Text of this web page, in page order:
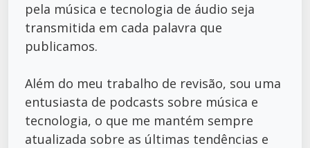
pela música e tecnologia de áudio seja
transmitida em cada palavra que
publicamos.
Além do meu trabalho de revisão, sou uma
entusiasta de podcasts sobre música e
tecnologia, o que me mantém sempre
atualizada sobre as últimas tendências e